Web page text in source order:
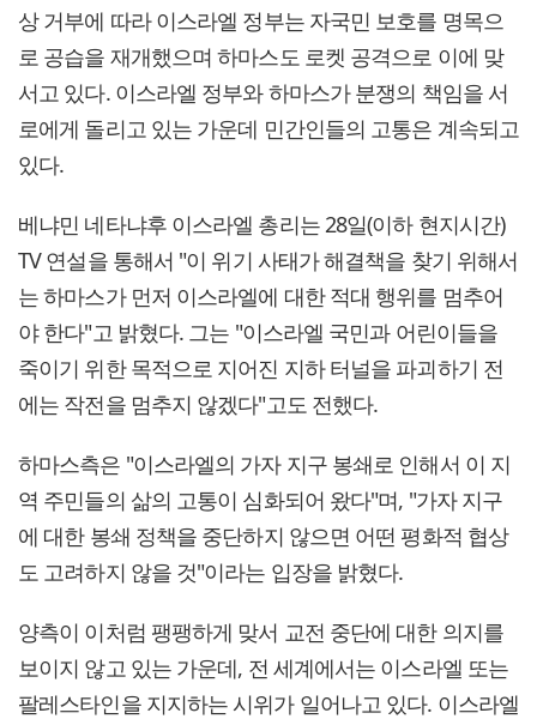
상 거부에 따라 이스라엘 정부는 자국민 보호를 명목으
로 공습을 재개했으며 하마스도 로켓 공격으로 이에 맞
서고 있다. 이스라엘 정부와 하마스가 분쟁의 책임을 서
로에게 돌리고 있는 가운데 민간인들의 고통은 계속되고
있다.
베냐민 네타냐후 이스라엘 총리는 28일(이하 현지시간)
TV 연설을 통해서 "이 위기 사태가 해결책을 찾기 위해서
는 하마스가 먼저 이스라엘에 대한 적대 행위를 멈추어
야 한다"고 밝혔다. 그는 "이스라엘 국민과 어린이들을
죽이기 위한 목적으로 지어진 지하 터널을 파괴하기 전
에는 작전을 멈추지 않겠다"고도 전했다.
하마스측은 "이스라엘의 가자 지구 봉쇄로 인해서 이 지
역 주민들의 삶의 고통이 심화되어 왔다"며, "가자 지구
에 대한 봉쇄 정책을 중단하지 않으면 어떤 평화적 협상
도 고려하지 않을 것"이라는 입장을 밝혔다.
양측이 이처럼 팽팽하게 맞서 교전 중단에 대한 의지를
보이지 않고 있는 가운데, 전 세계에서는 이스라엘 또는
팔레스타인을 지지하는 시위가 일어나고 있다. 이스라엘